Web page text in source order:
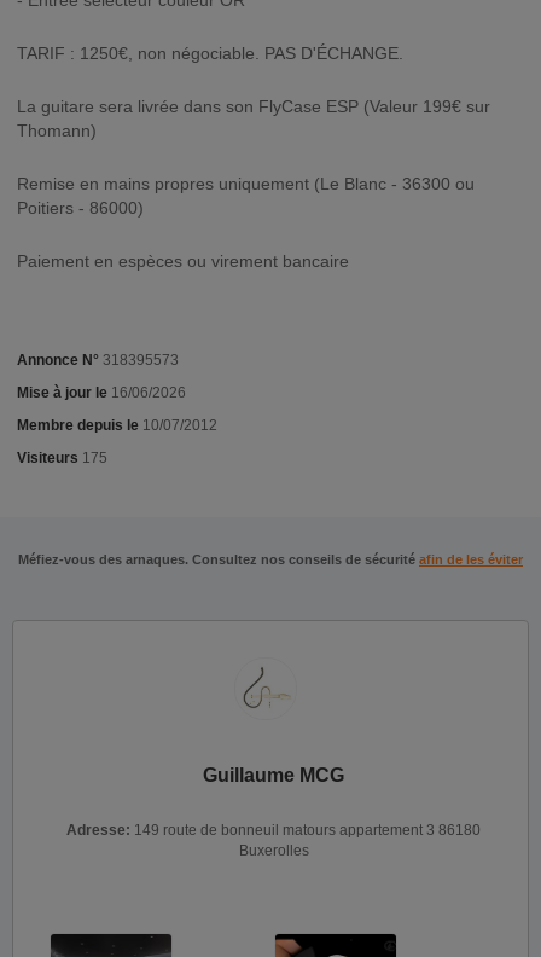
TARIF : 1250€, non négociable. PAS D'ÉCHANGE.
La guitare sera livrée dans son FlyCase ESP (Valeur 199€ sur
Thomann)
Remise en mains propres uniquement (Le Blanc - 36300 ou
Poitiers - 86000)
Paiement en espèces ou virement bancaire
Annonce N° 318395573
Mise à jour le 16/06/2026
Membre depuis le 10/07/2012
Visiteurs 175
Méfiez-vous des arnaques. Consultez nos conseils de sécurité afin de les éviter
Guillaume MCG
Adresse: 149 route de bonneuil matours appartement 3 86180
Buxerolles